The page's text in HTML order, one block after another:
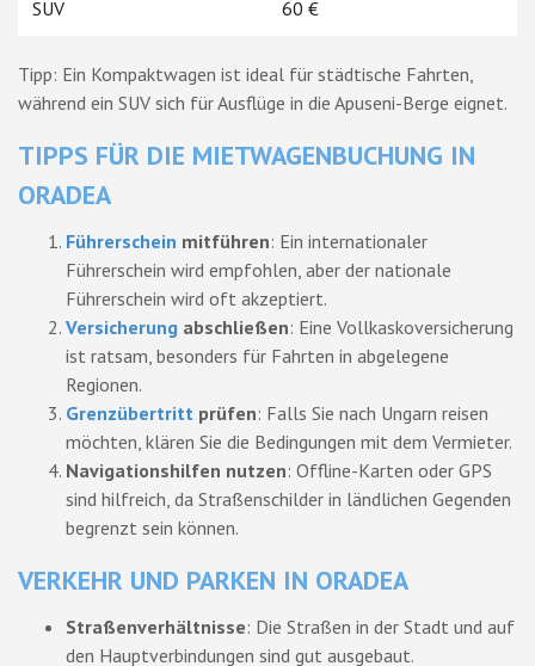
SUV 60 €
Tipp: Ein Kompaktwagen ist ideal für städtische Fahrten,
während ein SUV sich für Ausflüge in die Apuseni-Berge eignet.
TIPPS FÜR DIE MIETWAGENBUCHUNG IN
ORADEA
Führerschein mitführen: Ein internationaler
Führerschein wird empfohlen, aber der nationale
Führerschein wird oft akzeptiert.
Versicherung abschließen: Eine Vollkaskoversicherung
ist ratsam, besonders für Fahrten in abgelegene
Regionen.
Grenzübertritt prüfen: Falls Sie nach Ungarn reisen
möchten, klären Sie die Bedingungen mit dem Vermieter.
Navigationshilfen nutzen: Offline-Karten oder GPS
sind hilfreich, da Straßenschilder in ländlichen Gegenden
begrenzt sein können.
VERKEHR UND PARKEN IN ORADEA
Straßenverhältnisse: Die Straßen in der Stadt und auf
den Hauptverbindungen sind gut ausgebaut.